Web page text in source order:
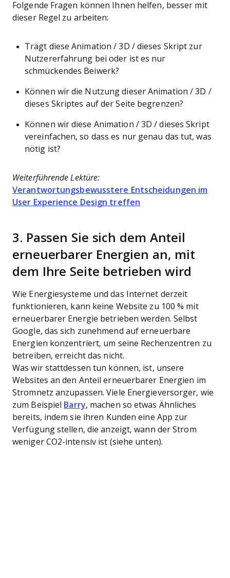
Folgende Fragen können Ihnen helfen, besser mit
dieser Regel zu arbeiten:
Trägt diese Animation / 3D / dieses Skript zur
Nutzererfahrung bei oder ist es nur
schmückendes Beiwerk?
Können wir die Nutzung dieser Animation / 3D /
dieses Skriptes auf der Seite begrenzen?
Können wir diese Animation / 3D / dieses Skript
vereinfachen, so dass es nur genau das tut, was
nötig ist?
Weiterführende Lektüre:
Verantwortungsbewusstere Entscheidungen im
User Experience Design treffen
3. Passen Sie sich dem Anteil
erneuerbarer Energien an, mit
dem Ihre Seite betrieben wird
Wie Energiesysteme und das Internet derzeit
funktionieren, kann keine Website zu 100 % mit
erneuerbarer Energie betrieben werden. Selbst
Google, das sich zunehmend auf erneuerbare
Energien konzentriert, um seine Rechenzentren zu
betreiben, erreicht das nicht.
Was wir stattdessen tun können, ist, unsere
Websites an den Anteil erneuerbarer Energien im
Stromnetz anzupassen. Viele Energieversorger, wie
zum Beispiel
Barry, machen so etwas Ähnliches
bereits, indem sie ihren Kunden eine App zur
Verfügung stellen, die anzeigt, wann der Strom
weniger CO2-intensiv ist (siehe unten).